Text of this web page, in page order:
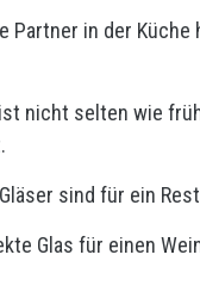
Partner in der
nicht selten wie
sind für ein
Glas für einen